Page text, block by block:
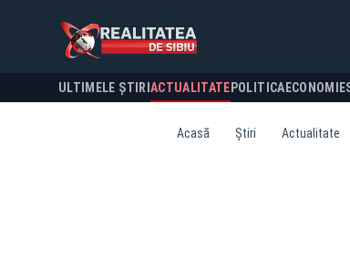
ULTIMELE ȘTIRI ACTUALITATE POLITICA ECONOMIE
Acasă Știri Actualitate